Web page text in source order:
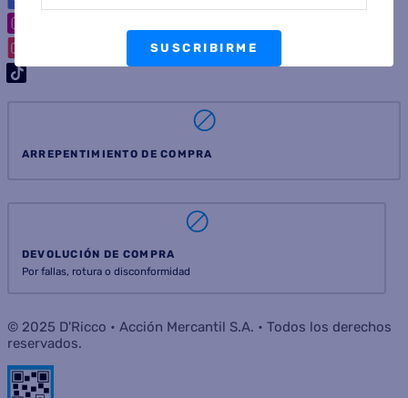
ARREPENTIMIENTO DE COMPRA
DEVOLUCIÓN DE COMPRA
Por fallas, rotura o disconformidad
© 2025 D'Ricco • Acción Mercantil S.A. • Todos los derechos
reservados.
SUSCRIBIRME